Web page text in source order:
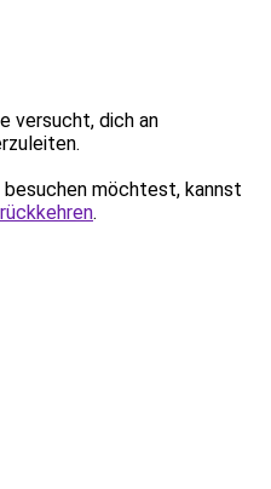
versucht, dich an
möchtest, kannst
.